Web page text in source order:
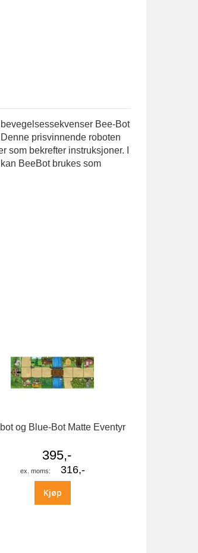
Bee-Bot
prisvinnende roboten
som bekrefter instruksjoner. I
BeeBot brukes som
og Blue-Bot Matte Eventyr
395,-
316,-
Kjøp